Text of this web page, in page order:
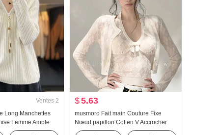
Ventes 2
Long Manchettes
Femme Ample
unie Avec
$5.63
musmoro Fait main Couture Fixe
Nœud papillon Col en V Accrocher
Cou Tricoté Bretelles Ensemble